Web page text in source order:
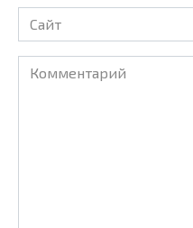
Сайт
Комментарий